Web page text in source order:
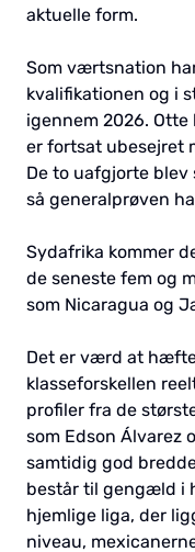
aktuelle form.
Som værtsnation
kvalifikationen og i
igennem 2026.
er fortsat ubesejret
De to uafgjorte
så generalprøven
Sydafrika kommer
de seneste fem og
som Nicaragua og
Det er værd at
klasseforskellen
profiler fra de
som Edson Álvarez
samtidig god
består til gengæld i
hjemlige liga, der
niveau,